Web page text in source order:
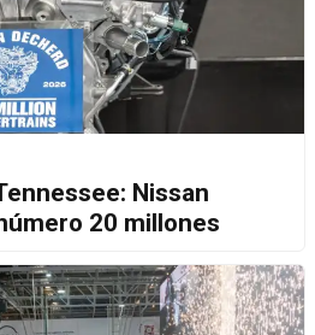
Nissan
20 millones